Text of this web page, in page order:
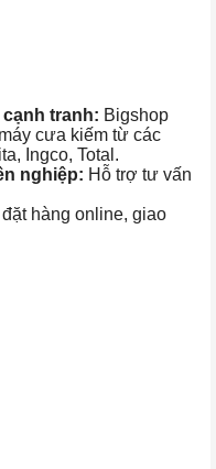
tranh: Bigshop
cưa kiếm từ các
Ingco, Total.
nghiệp: Hỗ trợ tư vấn
hàng online, giao